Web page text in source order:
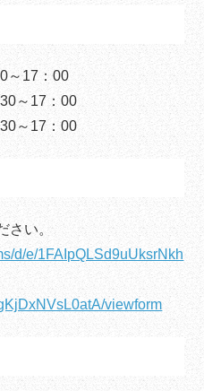
～17：00
～17：00
～17：00
さい。
d/e/1FAIpQLSd9uUksrNkh
viewform